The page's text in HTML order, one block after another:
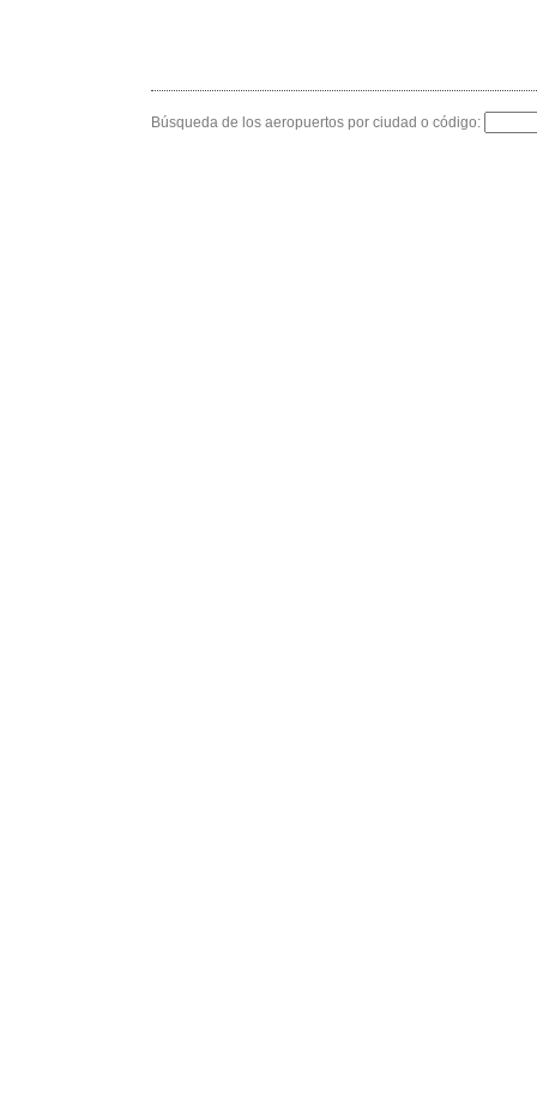
Búsqueda de los aeropuertos por ciudad o código: